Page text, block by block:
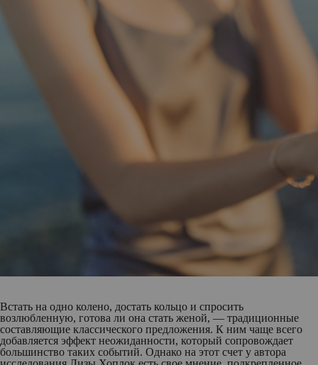
Встать на одно колено, достать кольцо и спросить
возлюбленную, готова ли она стать женой, — традиционные
составляющие классического предложения. К ним чаще всего
добавляется эффект неожиданности, который сопровождает
большинство таких событий. Однако на этот счет у автора